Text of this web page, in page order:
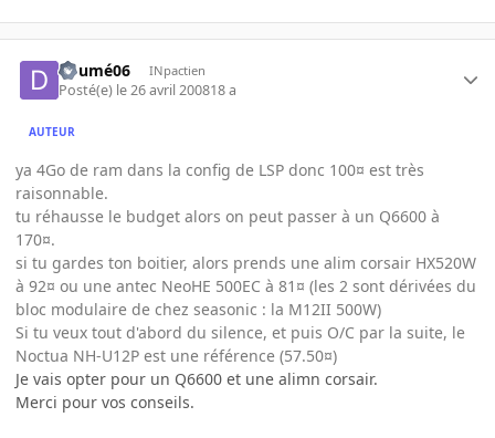
doumé06 INpactien
Posté(e) le 26 avril 200818 a
AUTEUR
ya 4Go de ram dans la config de LSP donc 100¤ est très
raisonnable.
tu réhausse le budget alors on peut passer à un Q6600 à
170¤.
si tu gardes ton boitier, alors prends une alim corsair HX520W
à 92¤ ou une antec NeoHE 500EC à 81¤ (les 2 sont dérivées du
bloc modulaire de chez seasonic : la M12II 500W)
Si tu veux tout d'abord du silence, et puis O/C par la suite, le
Noctua NH-U12P est une référence (57.50¤)
Je vais opter pour un Q6600 et une alimn corsair.
Merci pour vos conseils.